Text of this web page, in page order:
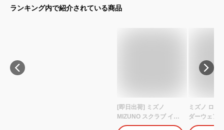
ランキング内で紹介されている商品
[即日出荷] ミズノ
MIZUNO スクラブ イン
ナー スクラブインナー
ミズノ ロー
ダーウェア
MZ-0305 男